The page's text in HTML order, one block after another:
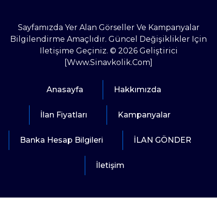
Sayfamızda Yer Alan Görseller Ve Kampanyalar
Bilgilendirme Amaçlıdır. Güncel Değişiklikler Için
Iletişime Geçiniz. © 2026 Geliştirici
[www.sinavkolik.com]
Anasayfa Hakkımızda
İlan Fiyatları Kampanyalar
Banka Hesap Bilgileri İLAN GÖNDER
İletişim